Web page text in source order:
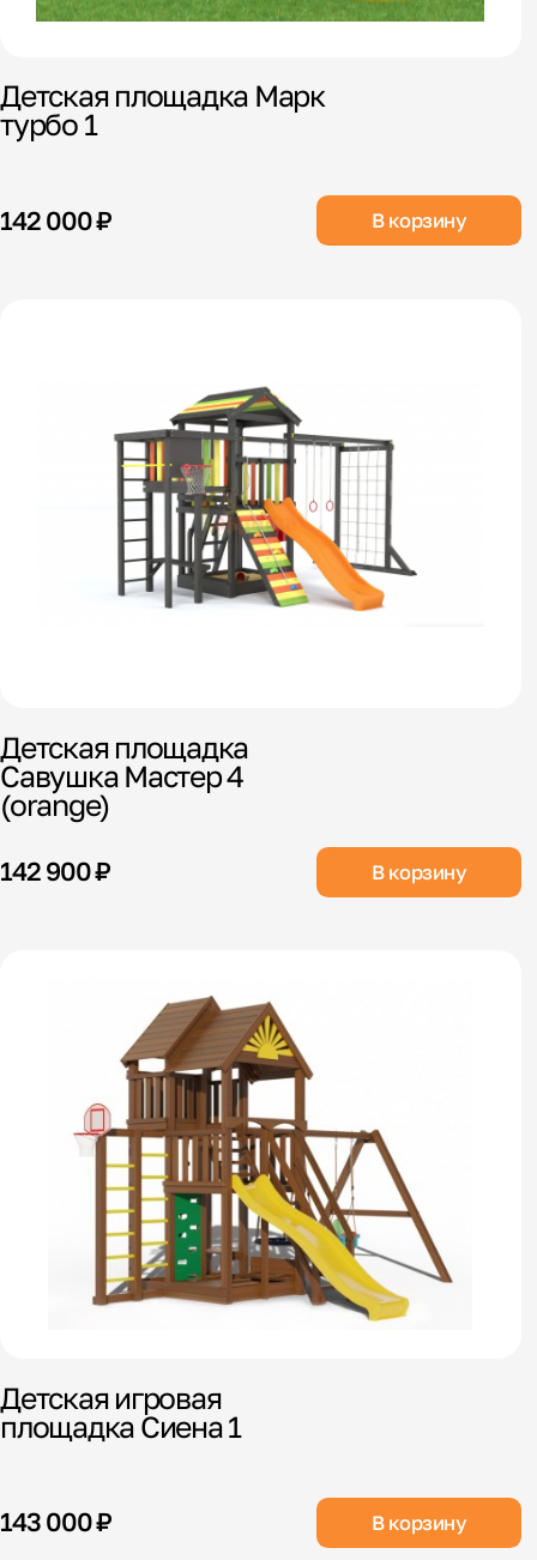
Детская площадка Марк
турбо 1
142 000 ₽ В корзину
Детская площадка
Савушка Мастер 4
(orange)
142 900 ₽ В корзину
Детская игровая
площадка Сиена 1
143 000 ₽ В корзину